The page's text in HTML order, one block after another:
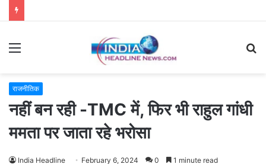
Menu
राजनीतिक
नहीं बन रही -TMC में, फिर भी राहुल गांधी
ममता पर जाता रहे भरोसा
India Headline February 6, 2024 0 1 minute read